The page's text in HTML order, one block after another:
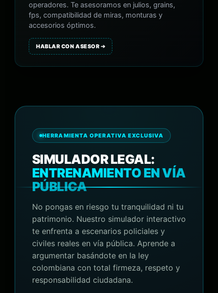
operadores. Te asesoramos en julios, grains,
fps, compatibilidad de miras, monturas y
accesorios óptimos.
HABLAR CON ASESOR ➔
HERRAMIENTA OPERATIVA EXCLUSIVA
SIMULADOR LEGAL:
ENTRENAMIENTO EN VÍA
PÚBLICA
No pongas en riesgo tu tranquilidad ni tu
patrimonio. Nuestro simulador interactivo
te enfrenta a escenarios policiales y
civiles reales en vía pública. Aprende a
argumentar basándote en la ley
colombiana con total firmeza, respeto y
responsabilidad ciudadana.